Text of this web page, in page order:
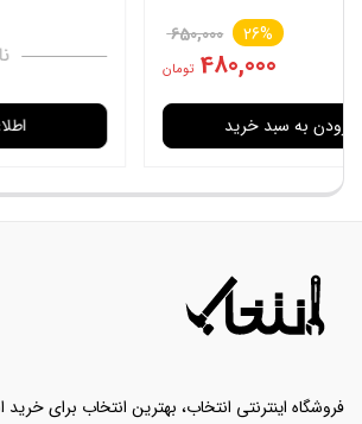
ناموجود
فروشگاه اینترنتی انتخاب، بهترین انتخاب برای